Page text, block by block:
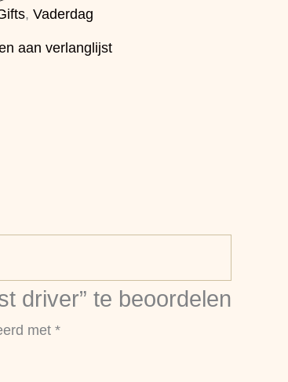
, Vaderdag
aan verlanglijst
driver” te beoordelen
met *